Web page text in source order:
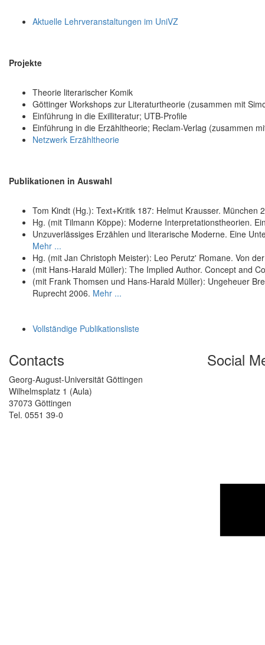
Aktuelle Lehrveranstaltungen im UniVZ
Projekte
Theorie literarischer Komik
Göttinger Workshops zur Literaturtheorie (zusammen mit
Einführung in die Exilliteratur; UTB-Profile
Einführung in die Erzähltheorie; Reclam-Verlag (zusammen
Netzwerk Erzähltheorie
Publikationen in Auswahl
Tom Kindt (Hg.): Text+Kritik 187: Helmut Krausser. München
Hg. (mit Tilmann Köppe): Moderne Interpretationstheorien.
Unzuverlässiges Erzählen und literarische Moderne. Eine
Mehr ...
Hg. (mit Jan Christoph Meister): Leo Perutz' Romane. Von
(mit Hans-Harald Müller): The Implied Author. Concept and
(mit Frank Thomsen und Hans-Harald Müller): Ungeheuer
Ruprecht 2006. Mehr ...
Vollständige Publikationsliste
Contacts
Georg-August-Universität Göttingen
Wilhelmsplatz 1 (Aula)
37073 Göttingen
Tel. 0551 39-0
Social